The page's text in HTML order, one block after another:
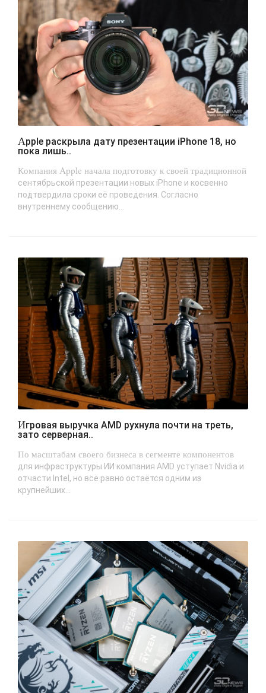
Apple раскрыла дату презентации iPhone 18, но
пока лишь..
Компания Apple начала подготовку к своей традиционной
сентябрьской презентации новых iPhone и косвенно
подтвердила сроки её проведения. Согласно
внутреннему сообщению...
Игровая выручка AMD рухнула почти на треть,
зато серверная..
По масштабам своего бизнеса в сегменте компонентов
для инфраструктуры ИИ компания AMD уступает Nvidia и
отчасти Intel, но всё равно остаётся одним из
крупнейших...